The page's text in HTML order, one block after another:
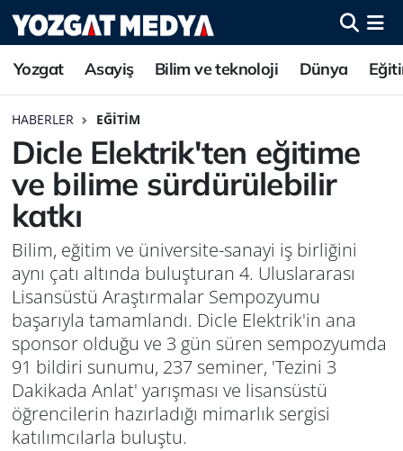
Yozgat Asayiş Bilim ve teknoloji Dünya
HABERLER EĞITIM
Dicle Elektrik'ten eğitime
ve bilime sürdürülebilir
katkı
Bilim, eğitim ve üniversite-sanayi iş birliğini
aynı çatı altında buluşturan 4. Uluslararası
Lisansüstü Araştırmalar Sempozyumu
başarıyla tamamlandı. Dicle Elektrik'in ana
sponsor olduğu ve 3 gün süren sempozyumda
91 bildiri sunumu, 237 seminer, 'Tezini 3
Dakikada Anlat' yarışması ve lisansüstü
öğrencilerin hazırladığı mimarlık sergisi
katılımcılarla buluştu.